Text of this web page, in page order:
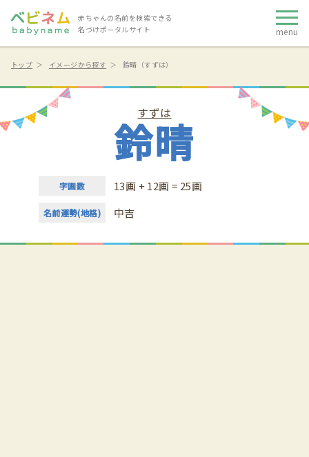
赤ちゃんの名前を検索できる
名づけポータルサイト
menu
トップ イメージから探す 鈴晴（すずは）
すずは
鈴晴
字画数 13画 + 12画 = 25画
名前運勢(地格) 中吉